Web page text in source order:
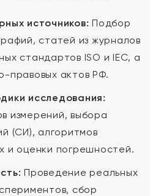
источников: Подбор
статей из журналов
стандартов ISO и IEC, а
правовых актов РФ.
исследования:
измерений, выбора
(СИ), алгоритмов
и оценки погрешностей.
Проведение реальных
сбор